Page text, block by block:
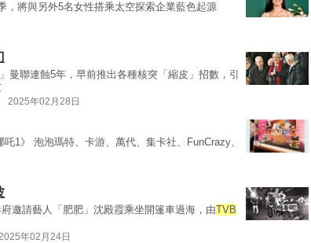
，將與另外5名女性搭乘太空探索企業藍色起源
曼聯連蝕5年，早前推出各種核突「縮皮」招數，引
2025年02月28日
吒1》 泡泡瑪特、卡游、萬代、集卡社、FunCrazy、
邀請藝人「肥肥」沈殿霞乘坐開篷車過海，由TVB
年02月24日